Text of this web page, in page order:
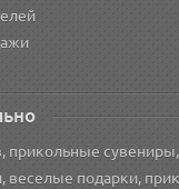
прикольные
веселые подарки,